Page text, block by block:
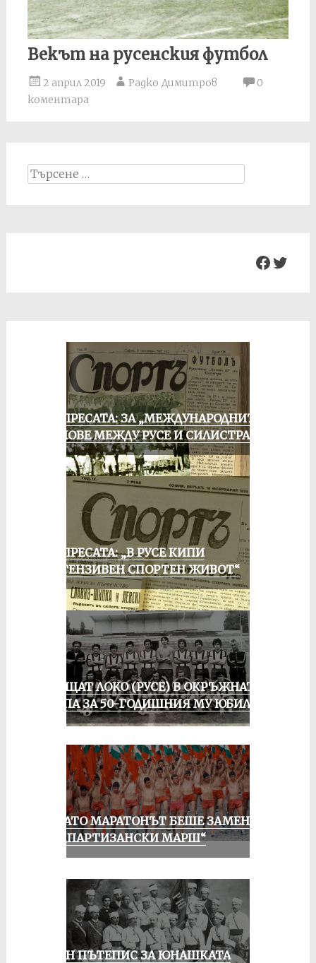
Векът на русенския футбол
2 април 2019 Радко Димитров
0
коментара
Search
for:
ОТ ПРЕСАТА: ЗА „МЕЖДУНАРОДНИТЕ“
МАЧОВЕ МЕЖДУ РУСЕ И СИЛИСТРА
ОТ ПРЕСАТА: „В РУСЕ КИПИ
ИНТЕНЗИВЕН СПОРТЕН ЖИВОТ“
ПРАЩАТ ЛОКО (РУСЕ) В ОКРЪЖНАТА
ГРУПА ЗА 50-ГОДИШНИЯ МУ ЮБИЛЕЙ
КОГАТО МАРАТОНЪТ БЕШЕ ЗАМЕНЕН
ОТ „ПАРТИЗАНСКИ МАРШ“
ЕДИН ПЪТЕПИС ЗА ЮНАШКАТА